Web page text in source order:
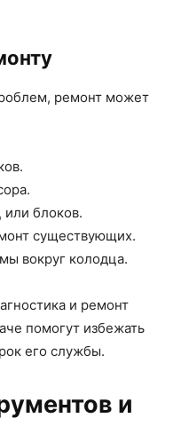
ремонт может
блоков.
существующих.
вокруг колодца.
и ремонт
помогут избежать
его службы.
и